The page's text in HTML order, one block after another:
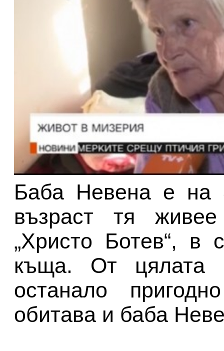
Баба Невена е на
възраст тя
„Христо Ботев“, в
къща. От цялата
останало
обитава и баба